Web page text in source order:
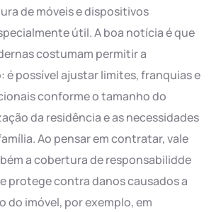
de móveis e dispositivos
útil. A boa notícia é que
costumam permitir a
é possível ajustar limites, franquias e
conforme o tamanho do
da residência e as necessidades
Ao pensar em contratar, vale
a cobertura de responsabilidde
protege contra danos causados a
do imóvel, por exemplo, em